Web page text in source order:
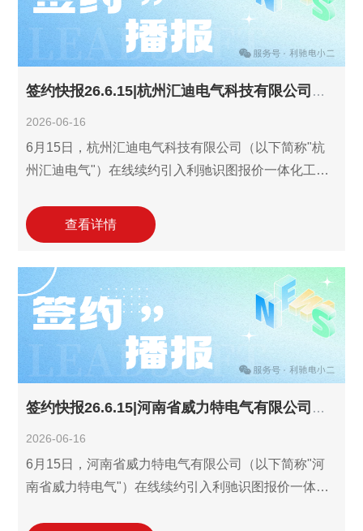
签约快报26.6.15|杭州汇迪电气科技有限公司续约利驰识图报价一体化工作室！
2026-06-16
6月15日，杭州汇迪电气科技有限公司（以下简称"杭
州汇迪电气"）在线续约引入利驰识图报价一体化工作
务。2024年汇迪电气签约引入利驰报价工作室，解决
高低压成套设备报价中"图纸量大、元件繁多、人工录
价工作室和识图报价一体化工作室年费服务各1个，标
志着产品价值得到内部验证和深入认可。目前共有3个
利驰工作室年费服务在使用中，覆盖多岗位常态化报
查看详情
签约快报26.6.15|河南省威力特电气有限公司续约利驰识图报价一体化工作室！
2026-06-16
6月15日，河南省威力特电气有限公司（以下简称"河
南省威力特电气"）在线续约引入利驰识图报价一体化